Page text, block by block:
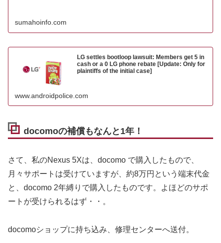
sumahoinfo.com
LG settles bootloop lawsuit: Members get 5 in
cash or a 0 LG phone rebate [Update: Only for
plaintiffs of the initial case]
www.androidpolice.com
docomoの補償もなんと1年！
さて、私のNexus 5Xは、docomo で購入したもので、
月々サポートは受けていますが、約8万円という端末代金
と、docomo 2年縛りで購入したものです。よほどのサポ
ートが受けられるはず・・。
docomoショップに持ち込み、修理センターへ送付。